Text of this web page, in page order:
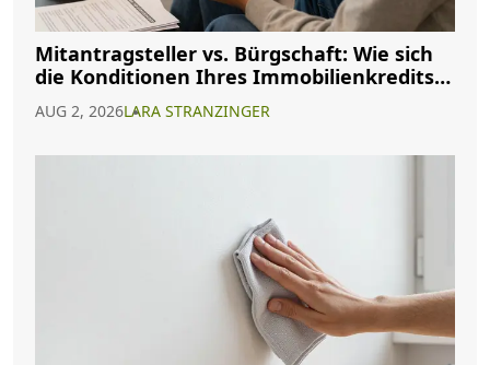
Mitantragsteller vs. Bürgschaft: Wie sich
die Konditionen Ihres Immobilienkredits
AUG 2, 2026LARA STRANZINGER